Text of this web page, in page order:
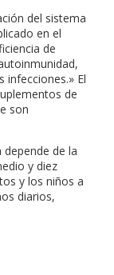
del sistema
en el
de
infecciones.» El
de
son
de la
y diez
y los niños a
diarios,